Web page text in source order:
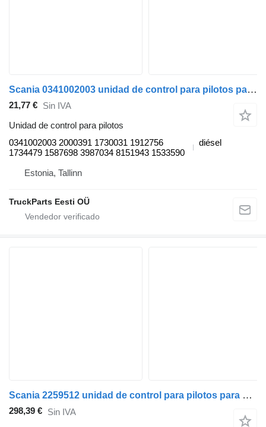
Scania 0341002003 unidad de control para pilotos para Scania P,G,R,T-series (2004-2017) cabeza tractora
21,77 € Sin IVA
Unidad de control para pilotos
0341002003 2000391 1730031 1912756
1734479 1587698 3987034 8151943 1533590
diésel
Estonia, Tallinn
TruckParts Eesti OÜ
Scania 2259512 unidad de control para pilotos para Scania P,G,R,T-series (2004-2017) cabeza tractora
298,39 € Sin IVA